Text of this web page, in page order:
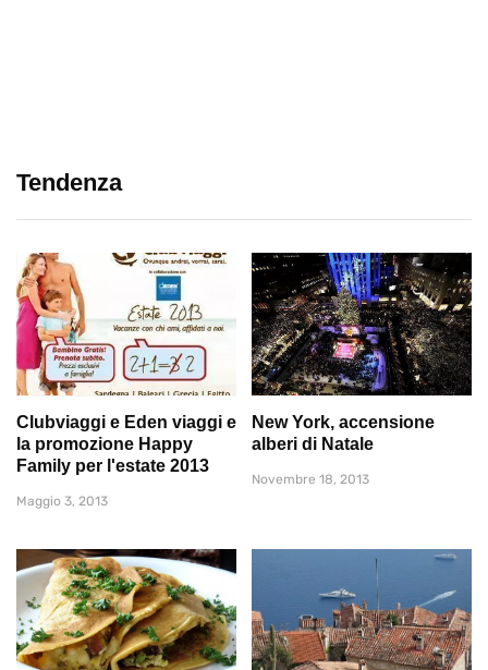
Tendenza
Clubviaggi e Eden viaggi e
la promozione Happy
Family per l'estate 2013
Maggio 3, 2013
New York, accensione
alberi di Natale
Novembre 18, 2013